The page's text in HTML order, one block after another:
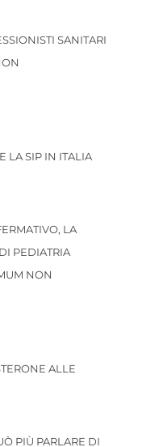
SANITARI
LA SIP IN ITALIA
LA
PEDIATRIA
NON
ALLE
PIÙ PARLARE DI